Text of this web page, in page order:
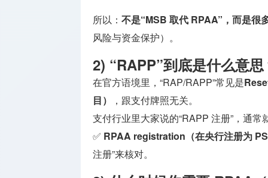
保险相关
所以： 不是“MSB 取代 RPAA”，而是很
风险与资金保护）。
2) “RAPP”到底是什么意思
在官方语境里，“RAP/RAPP”常见是
目）
，跟支付牌照无关。
支付行业里大家说的“RAPP 注册”，通常
✅ RPAA registration（在央行注册为
注册”来核对。